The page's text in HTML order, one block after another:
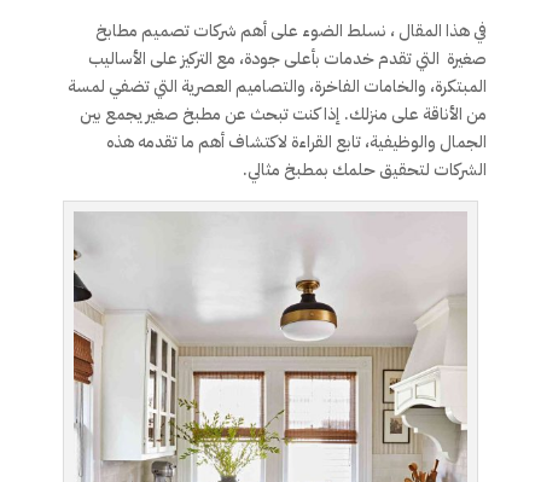
في هذا المقال ، نسلط الضوء على أهم شركات تصميم مطابخ
صغيرة التي تقدم خدمات بأعلى جودة، مع التركيز على الأساليب
المبتكرة، والخامات الفاخرة، والتصاميم العصرية التي تضفي لمسة
من الأناقة على منزلك. إذا كنت تبحث عن مطبخ صغير يجمع بين
الجمال والوظيفية، تابع القراءة لاكتشاف أهم ما تقدمه هذه
الشركات لتحقيق حلمك بمطبخ مثالي.